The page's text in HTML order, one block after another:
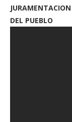
DEL PUEBLO